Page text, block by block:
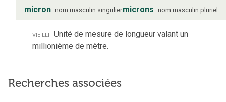
micron nom masculin singuliermicrons nom masculin pluriel
vieilli Unité de mesure de longueur valant un
millionième de mètre.
Recherches associées